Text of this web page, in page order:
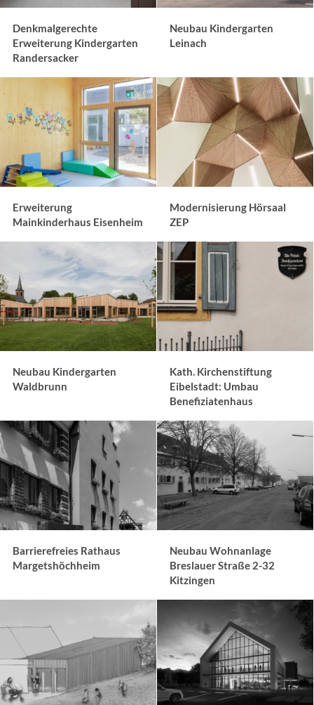
Denkmalgerechte
Erweiterung Kindergarten
Randersacker
Neubau Kindergarten
Leinach
Erweiterung
Mainkinderhaus Eisenheim
Modernisierung Hörsaal
ZEP
Neubau Kindergarten
Waldbrunn
Kath. Kirchenstiftung
Eibelstadt: Umbau
Benefiziatenhaus
Barrierefreies Rathaus
Margetshöchheim
Neubau Wohnanlage
Breslauer Straße 2-32
Kitzingen